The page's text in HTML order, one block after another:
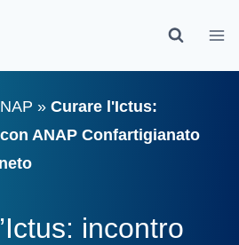
»Curare l'Ictus:
ANAP Confartigianato
incontro